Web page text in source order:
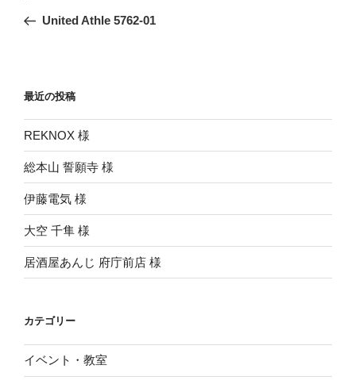
ナ
ー
シ
ョ
ン
の
United Athle 5762-01
最近の投稿
REKNOX 様
総本山 誓願寺 様
伊藤電気 様
大空 千隼 様
居酒屋あんじ 府庁前店 様
カテゴリー
イベント・教室